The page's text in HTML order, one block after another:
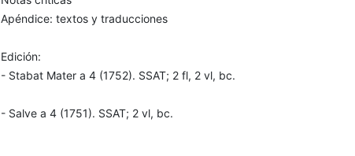
Apéndice: textos y traducciones
Edición:
- Stabat Mater a 4 (1752). SSAT; 2 fl, 2 vl, bc.
- Salve a 4 (1751). SSAT; 2 vl, bc.